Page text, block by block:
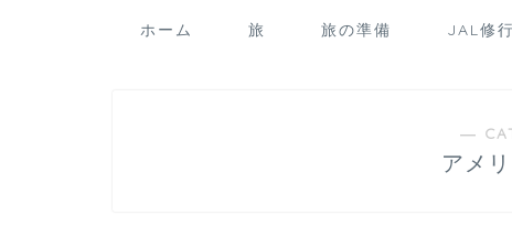
ホーム 旅 旅の準備 JAL修行
―
アメ